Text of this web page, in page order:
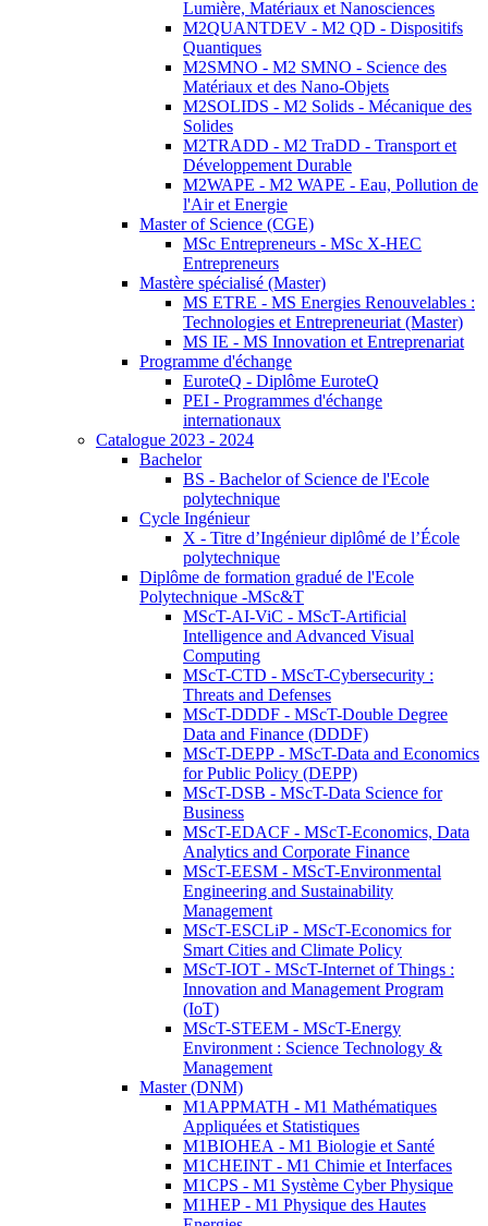
Lumière, Matériaux et Nanosciences
M2QUANTDEV - M2 QD - Dispositifs
Quantiques
M2SMNO - M2 SMNO - Science des
Matériaux et des Nano-Objets
M2SOLIDS - M2 Solids - Mécanique des
Solides
M2TRADD - M2 TraDD - Transport et
Développement Durable
M2WAPE - M2 WAPE - Eau, Pollution de
l'Air et Energie
Master of Science (CGE)
MSc Entrepreneurs - MSc X-HEC
Entrepreneurs
Mastère spécialisé (Master)
MS ETRE - MS Energies Renouvelables :
Technologies et Entrepreneuriat (Master)
MS IE - MS Innovation et Entreprenariat
Programme d'échange
EuroteQ - Diplôme EuroteQ
PEI - Programmes d'échange
internationaux
Catalogue 2023 - 2024
Bachelor
BS - Bachelor of Science de l'Ecole
polytechnique
Cycle Ingénieur
X - Titre d’Ingénieur diplômé de l’École
polytechnique
Diplôme de formation gradué de l'Ecole
Polytechnique -MSc&T
MScT-AI-ViC - MScT-Artificial
Intelligence and Advanced Visual
Computing
MScT-CTD - MScT-Cybersecurity :
Threats and Defenses
MScT-DDDF - MScT-Double Degree
Data and Finance (DDDF)
MScT-DEPP - MScT-Data and Economics
for Public Policy (DEPP)
MScT-DSB - MScT-Data Science for
Business
MScT-EDACF - MScT-Economics, Data
Analytics and Corporate Finance
MScT-EESM - MScT-Environmental
Engineering and Sustainability
Management
MScT-ESCLiP - MScT-Economics for
Smart Cities and Climate Policy
MScT-IOT - MScT-Internet of Things :
Innovation and Management Program
(IoT)
MScT-STEEM - MScT-Energy
Environment : Science Technology &
Management
Master (DNM)
M1APPMATH - M1 Mathématiques
Appliquées et Statistiques
M1BIOHEA - M1 Biologie et Santé
M1CHEINT - M1 Chimie et Interfaces
M1CPS - M1 Système Cyber Physique
M1HEP - M1 Physique des Hautes